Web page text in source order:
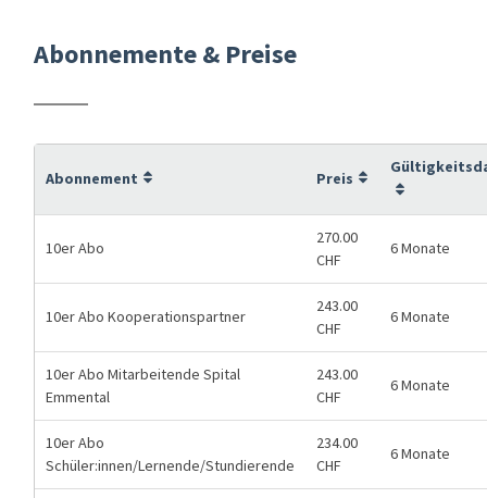
Abonnemente & Preise
Abonnement Preis
10er Abo
270.00
CHF
6 Monate
10er Abo Kooperationspartner
243.00
CHF
6 Monate
10er Abo Mitarbeitende Spital
Emmental
243.00
CHF
6 Monate
10er Abo
Schüler:innen/Lernende/Stundierende
234.00
CHF
6 Monate